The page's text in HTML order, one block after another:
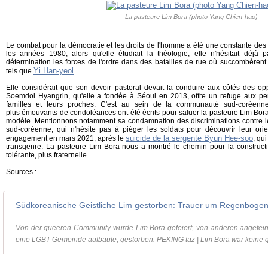
La pasteure Lim Bora (photo Yang Chien-hao)
Le combat pour la démocratie et les droits de l'homme a été une constante
les années 1980, alors qu'elle étudiait la théologie, elle n'hésitait déjà
détermination les forces de l'ordre dans des batailles de rue où
tels que Yi Han-yeol .
Elle considérait que son devoir pastoral devait la conduire aux côtés des
Soemdol Hyangrin, qu'elle a fondée à Séoul en 2013, offre un refuge aux
familles et leurs proches. C'est au sein de la communauté sud-
plus émouvants de condoléances ont été écrits pour saluer la pasteure Lim
modèle. Mentionnons notamment sa condamnation des discriminations contre
sud-coréenne, qui n'hésite pas à piéger les soldats pour découvrir leur
engagement en mars 2021, après le suicide de la sergente Byun Hee-soo,
transgenre. La pasteure Lim Bora nous a montré le chemin pour la
tolérante, plus fraternelle.
Sources :
Südkoreanische Geistliche Lim gestorben: Trauer um
Von der queeren Community wurde Lim Bora gefeiert, von anderen
eine LGBT-Gemeinde aufbaute, gestorben. PEKING taz | Lim Bora war keine